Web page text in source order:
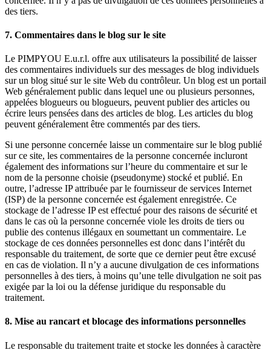
des tiers.
7. Commentaires dans le blog sur le site
Le PIMPYOU E.u.r.l. offre aux utilisateurs la possibilité de laisser
des commentaires individuels sur des messages de blog individuels
sur un blog situé sur le site Web du contrôleur. Un blog est un portail
Web généralement public dans lequel une ou plusieurs personnes,
appelées blogueurs ou blogueurs, peuvent publier des articles ou
écrire leurs pensées dans des articles de blog. Les articles du blog
peuvent généralement être commentés par des tiers.
Si une personne concernée laisse un commentaire sur le blog publié
sur ce site, les commentaires de la personne concernée incluront
également des informations sur l’heure du commentaire et sur le
nom de la personne choisie (pseudonyme) stocké et publié. En
outre, l’adresse IP attribuée par le fournisseur de services Internet
(ISP) de la personne concernée est également enregistrée. Ce
stockage de l’adresse IP est effectué pour des raisons de sécurité et
dans le cas où la personne concernée viole les droits de tiers ou
publie des contenus illégaux en soumettant un commentaire. Le
stockage de ces données personnelles est donc dans l’intérêt du
responsable du traitement, de sorte que ce dernier peut être excusé
en cas de violation. Il n’y a aucune divulgation de ces informations
personnelles à des tiers, à moins qu’une telle divulgation ne soit pas
exigée par la loi ou la défense juridique du responsable du
traitement.
8. Mise au rancart et blocage des informations personnelles
Le responsable du traitement traite et stocke les données à caractère